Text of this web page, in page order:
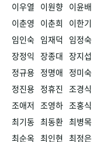
이우열
이원향 이윤배
이춘영
이춘희 이한기
임인숙 임재덕 임정숙
장정익 장종대 장지섭
정규용 정명애 정미숙
정진용 정휴진 조경식
조애저 조영하 조홍식
최기동 최동환 최병목
최순옥 최인현 최정은